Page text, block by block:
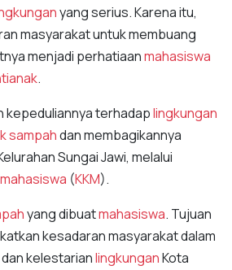
yang serius. Karena itu,
masyarakat untuk membuang
menjadi perhatiaanmahasiswa
.
kepeduliannya terhadaplingkungan
sampahdan membagikannya
Sungai Jawi, melalui
mahasiswa (KKM).
yang dibuatmahasiswa. Tujuan
kesadaran masyarakat dalam
kelestarianlingkunganKota